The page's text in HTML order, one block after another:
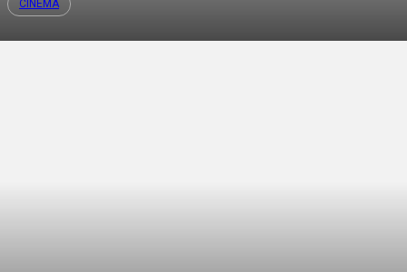
CINÉMA